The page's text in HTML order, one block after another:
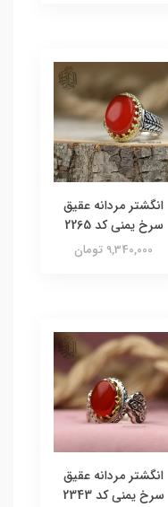
انگشتر مردانه عقیق
سرخ یمنی کد 2265
9,340,000 تومان
انگشتر مردانه عقیق
سرخ یمنی کد 2343